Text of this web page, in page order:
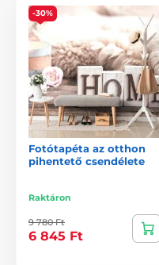
-30%
Fotótapéta az otthon
pihentető csendélete
Raktáron
9 780 Ft
6 845 Ft